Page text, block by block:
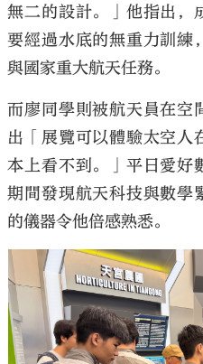
無二的設計。」他指出，
要經過水底的無重力訓練
與國家重大航天任務。
而廖同學則被航天員在空
出「展覽可以體驗太空人
本上看不到。」平日愛好
期間發現航天科技與數學
的儀器令他倍感熟悉。